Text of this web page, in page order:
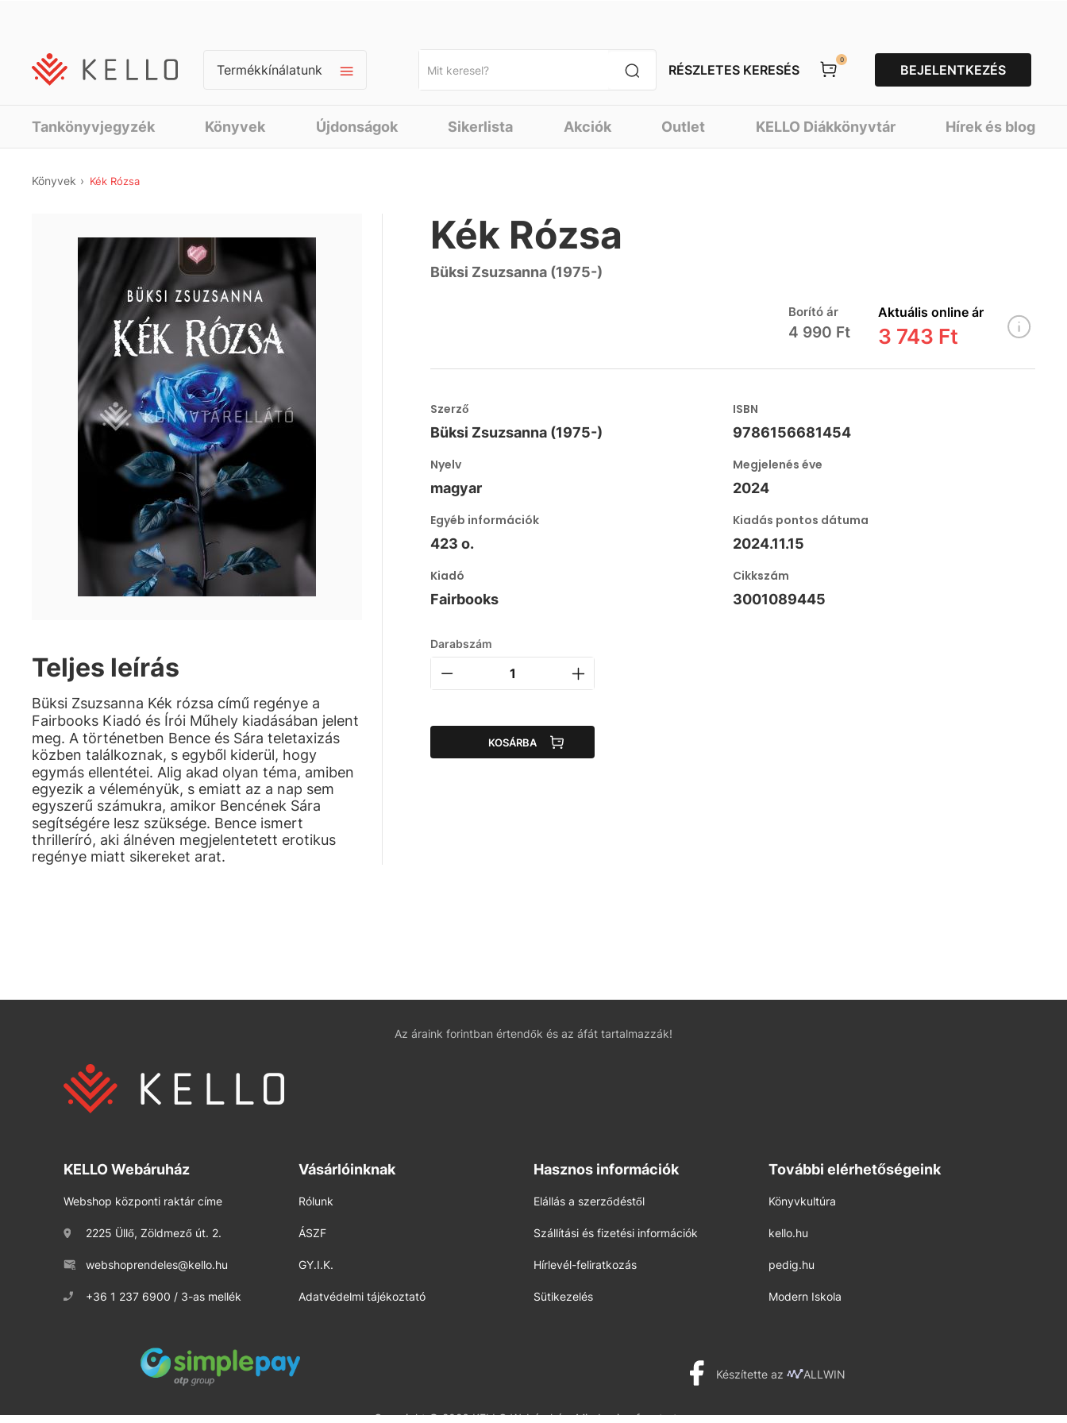
Termékkínálatunk RÉSZLETES KERESÉS
0
BEJELENTKEZÉS
Tankönyvjegyzék Könyvek Újdonságok Sikerlista Akciók Outlet KELLO Diákkönyvtár Hírek és blog
Könyvek Kék Rózsa
Teljes leírás
Büksi Zsuzsanna Kék rózsa című regénye a
Fairbooks Kiadó és Írói Műhely kiadásában jelent
meg. A történetben Bence és Sára teletaxizás
közben találkoznak, s egyből kiderül, hogy
egymás ellentétei. Alig akad olyan téma, amiben
egyezik a véleményük, s emiatt az a nap sem
egyszerű számukra, amikor Bencének Sára
segítségére lesz szüksége. Bence ismert
thrilleríró, aki álnéven megjelentetett erotikus
regénye miatt sikereket arat.
Kék Rózsa
Büksi Zsuzsanna (1975-)
Borító ár
4 990 Ft
Aktuális online ár
3 743 Ft
Szerző
Büksi Zsuzsanna (1975-)
ISBN
9786156681454
Nyelv
magyar
Megjelenés éve
2024
Egyéb információk
423 o.
Kiadás pontos dátuma
2024.11.15
Kiadó
Fairbooks
Cikkszám
3001089445
Darabszám
KOSÁRBA
Az áraink forintban értendők és az áfát tartalmazzák!
KELLO Webáruház
Webshop központi raktár címe
2225 Üllő, Zöldmező út. 2.
webshoprendeles@kello.hu
+36 1 237 6900 / 3-as mellék
Vásárlóinknak
Rólunk
ÁSZF
GY.I.K.
Adatvédelmi tájékoztató
Hasznos információk
Elállás a szerződéstől
Szállítási és fizetési információk
Hírlevél-feliratkozás
Sütikezelés
További elérhetőségeink
Könyvkultúra
kello.hu
pedig.hu
Modern Iskola
Készítette az ALLWIN
Copyright © 2026 KELLO Webáruház. Minden jog fenntartva.